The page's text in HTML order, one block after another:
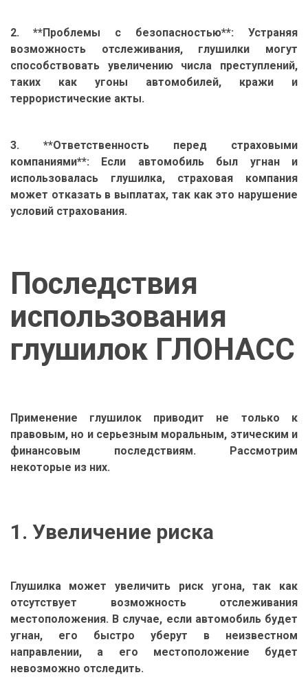
2. **Проблемы с безопасностью**: Устраняя
возможность отслеживания, глушилки могут
способствовать увеличению числа преступлений,
таких как угоны автомобилей, кражи и
террористические акты.
3. **Ответственность перед страховыми
компаниями**: Если автомобиль был угнан и
использовалась глушилка, страховая компания
может отказать в выплатах, так как это нарушение
условий страхования.
Последствия
использования
глушилок ГЛОНАСС
Применение глушилок приводит не только к
правовым, но и серьезным моральным, этическим и
финансовым последствиям. Рассмотрим
некоторые из них.
1. Увеличение риска
Глушилка может увеличить риск угона, так как
отсутствует возможность отслеживания
местоположения. В случае, если автомобиль будет
угнан, его быстро уберут в неизвестном
направлении, а его местоположение будет
невозможно отследить.